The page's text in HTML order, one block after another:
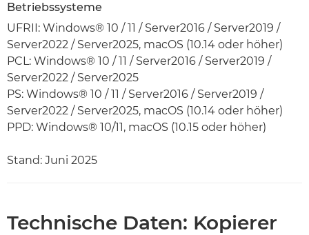
Betriebssysteme
UFRII: Windows® 10 / 11 / Server2016 / Server2019 /
Server2022 / Server2025, macOS (10.14 oder höher)
PCL: Windows® 10 / 11 / Server2016 / Server2019 /
Server2022 / Server2025
PS: Windows® 10 / 11 / Server2016 / Server2019 /
Server2022 / Server2025, macOS (10.14 oder höher)
PPD: Windows® 10/11, macOS (10.15 oder höher)
Stand: Juni 2025
Technische Daten: Kopierer